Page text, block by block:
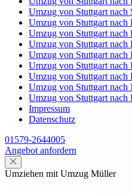
Umzug von Stuttgart nach
Umzug von Stuttgart nach
Umzug von Stuttgart nach
Umzug von Stuttgart nach
Umzug von Stuttgart nach
Umzug von Stuttgart nach
Umzug von Stuttgart nach
Umzug von Stuttgart nach
Umzug von Stuttgart nach
Impressum
Datenschutz
01579-2644005
Angebot anfordern
Umziehen mit Umzug Müller